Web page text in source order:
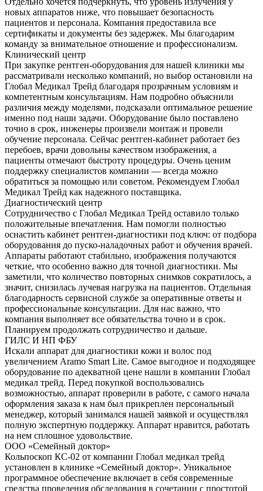
новых аппаратов ниже, что повышает безопасность
пациентов и персонала. Компания предоставила все
сертификаты и документы без задержек. Мы благодарим
команду за внимательное отношение и профессионализм.
Клинический центр
При закупке рентген-оборудования для нашей клиники мы
рассматривали несколько компаний, но выбор остановили на
Глобал Медикал Трейд благодаря прозрачным условиям и
компетентным консультациям. Нам подробно объяснили
различия между моделями, подсказали оптимальное решение
именно под наши задачи. Оборудование было поставлено
точно в срок, инженеры произвели монтаж и провели
обучение персонала. Сейчас рентген-кабинет работает без
перебоев, врачи довольны качеством изображения, а
пациенты отмечают быстроту процедуры. Очень ценим
поддержку специалистов компании — всегда можно
обратиться за помощью или советом. Рекомендуем Глобал
Медикал Трейд как надежного поставщика.
Диагностический центр
Сотрудничество с Глобал Медикал Трейд оставило только
положительные впечатления. Нам помогли полностью
оснастить кабинет рентген-диагностики под ключ: от подбора
оборудования до пуско-наладочных работ и обучения врачей.
Аппараты работают стабильно, изображения получаются
четкие, что особенно важно для точной диагностики. Мы
заметили, что количество повторных снимков сократилось, а
значит, снизилась лучевая нагрузка на пациентов. Отдельная
благодарность сервисной службе за оперативные ответы и
профессиональные консультации. Для нас важно, что
компания выполняет все обязательства точно и в срок.
Планируем продолжать сотрудничество и дальше.
ГИЛС И НП ФБУ
Искали аппарат для диагностики кожи и волос под
увеличением Aramo Smart Lite. Самое выгодное и подходящее
оборудование по адекватной цене нашли в компании Глобал
медикал трейд. Перед покупкой воспользовались
возможностью, аппарат проверили в работе, с самого начала
оформления заказа к нам был прикреплен персональный
менеджер, который занимался нашей заявкой и осуществлял
полную экспертную поддержку. Аппарат нравится, работать
на нем сплошное удовольствие.
ООО «Семейный доктор»
Кольпоскоп КС-02 от компании Глобал медикал трейд
установлен в клинике «Семейный доктор». Уникальное
программное обеспечение включает в себя современные
средства проведения обследования в сочетании с простотой